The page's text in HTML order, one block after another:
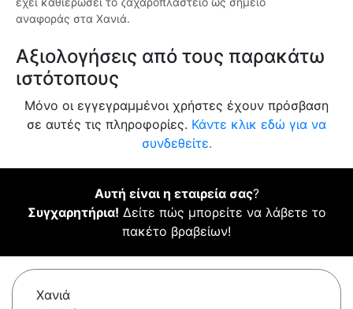
αναφοράς στα Χανιά.
Αξιολογήσεις από τους παρακάτω
ιστότοπους
Μόνο οι εγγεγραμμένοι χρήστες έχουν πρόσβαση
σε αυτές τις πληροφορίες. Κάντε κλικ εδώ για να
συνδεθείτε.
Αυτή είναι η εταιρεία σας?
Συγχαρητήρια! Δείτε πώς μπορείτε να λάβετε το
πακέτο βραβείων!
Χανιά